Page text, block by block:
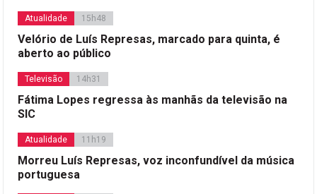
Atualidade 15h48
Velório de Luís Represas, marcado para quinta, é
aberto ao público
Televisão 14h31
Fátima Lopes regressa às manhãs da televisão na
SIC
Atualidade 11h19
Morreu Luís Represas, voz inconfundível da música
portuguesa